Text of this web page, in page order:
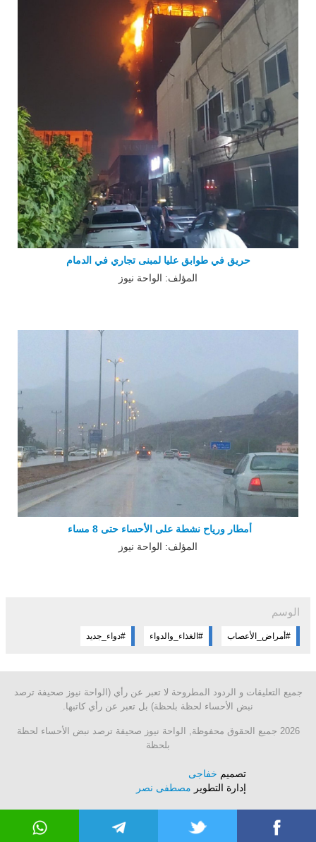
حريق في طوابق عليا لمبنى تجاري في الدمام
المؤلف: الواحة نيوز
أمطار ورياح نشطة على الأحساء حتى 8 مساء
المؤلف: الواحة نيوز
الوسم
#أمراض_الأعصاب #الغذاء_والدواء #دواء_جديد
جميع التعليقات و الردود المطروحة لا تعبر عن رأي (الواحة نيوز صحيفة ترصد
نبض الأحساء لحظة بلحظة) بل تعبر عن رأي كاتبها.
2026 جميع الحقوق محفوظة, الواحة نيوز صحيفة ترصد نبض الأحساء لحظة
بلحظة
تصميم خفاجى
إدارة التطوير مصطفى نصر